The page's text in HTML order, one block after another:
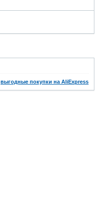
выгодные покупки на AliExpress